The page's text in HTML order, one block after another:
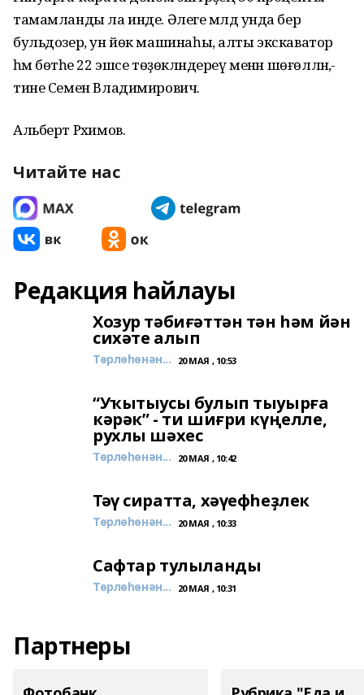
тамамланды ла инде. Әлеге мәлдә унда бер
бульдозер, ун йөк машинаһы, алты экскаватор
һәм бөтәһе 22 эшсе төҙөкләндереү менән шөғөлләнә,-
тине Семен Владимирович.
Альберт Рәхимов.
Читайте нас
Редакция һайлауы
Хозур тәбиғәттән тән һәм йән
сихәте алып
Төрлөһөнән... 20 МАЯ , 10:53
“Уҡытыусы булып тыуырға
кәрәк” - ти шиғри күңелле,
рухлы шәхес
Төрлөһөнән... 20 МАЯ , 10:42
Тәү сиратта, хәүефһеҙлек
Төрлөһөнән... 20 МАЯ , 10:33
Сафтар тулыланды
Төрлөһөнән... 20 МАЯ , 10:31
Партнеры